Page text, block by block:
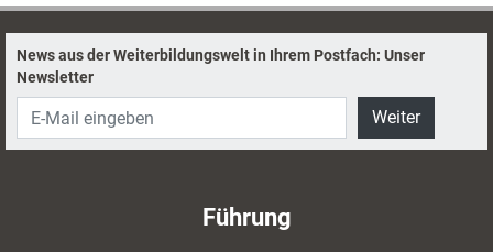
News aus der Weiterbildungswelt in Ihrem Postfach: Unser
Newsletter
Weiter
Führung